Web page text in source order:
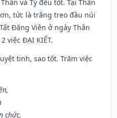
và Tý đều tốt. Tại Thân
tức là trăng treo đầu núi
Đăng Viên ở ngày Thân
việc ĐẠI KIẾT.
tinh, sao tốt. Trăm việc
chức,